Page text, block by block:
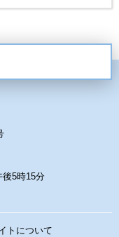
後5時15分
トについて